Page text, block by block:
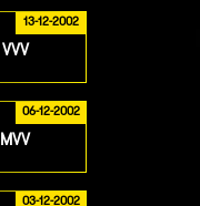
13-12-2002
VVV
06-12-2002
MVV
03-12-2002